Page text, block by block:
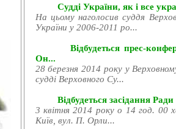
Судді України, як і все
На цьому наголосив суддя
України у 2006-2011 ро...
Відбудеться прес-
Он...
28 березня 2014 року у
судді Верховного Су...
Відбудеться засідання
3 квітня 2014 року о 14 год. 00
Київ, вул. П. Орли...